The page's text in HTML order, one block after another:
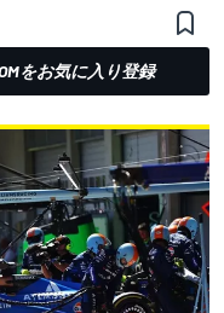
をお気に入り登録